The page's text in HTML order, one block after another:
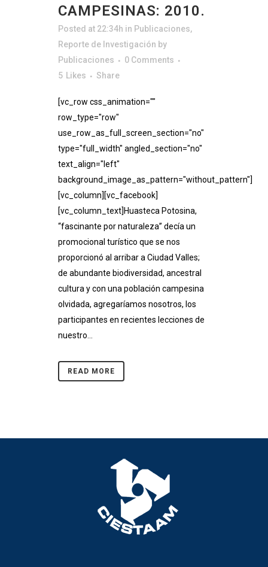
CAMPESINAS: 2010.
Posted at 22:34h in Publicaciones,
Reporte de Investigación by
Publicaciones
0 Comments
5 Likes Share
[vc_row css_animation=""
row_type="row"
use_row_as_full_screen_section="no"
type="full_width" angled_section="no"
text_align="left"
background_image_as_pattern="without_pattern"]
[vc_column][vc_facebook]
[vc_column_text]Huasteca Potosina,
“fascinante por naturaleza” decía un
promocional turístico que se nos
proporcionó al arribar a Ciudad Valles;
de abundante biodiversidad, ancestral
cultura y con una población campesina
olvidada, agregaríamos nosotros, los
participantes en recientes lecciones de
nuestro...
READ MORE